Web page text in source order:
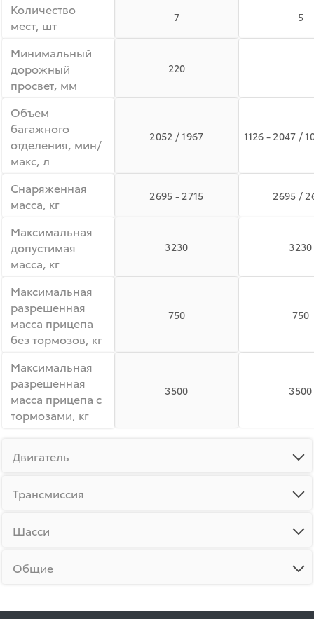
Количество
мест, шт
7 5
Минимальный
дорожный
просвет, мм
220
Объем
багажного
отделения, мин/
макс, л
2052 / 1967 1126 - 2047 /
Снаряженная
масса, кг
2695 - 2715 2695 /
Максимальная
допустимая
масса, кг
3230 3230
Максимальная
разрешенная
масса прицепа
без тормозов, кг
750 750
Максимальная
разрешенная
масса прицепа с
тормозами, кг
3500 3500
Двигатель
Трансмиссия
Шасси
Общие